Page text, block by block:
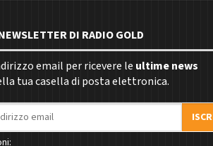
DI RADIO GOLD
email per ricevere le ultime news
tua casella di posta elettronica.